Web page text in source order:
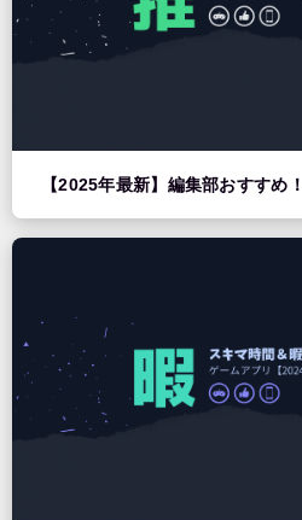
【2025年最新】編集部おすすめ